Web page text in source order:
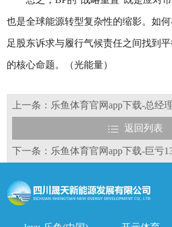
也是全球能源转型复杂性的缩影。如
足股东诉求与履行气候责任之间找到
的核心命题。（光能量）
返回列表